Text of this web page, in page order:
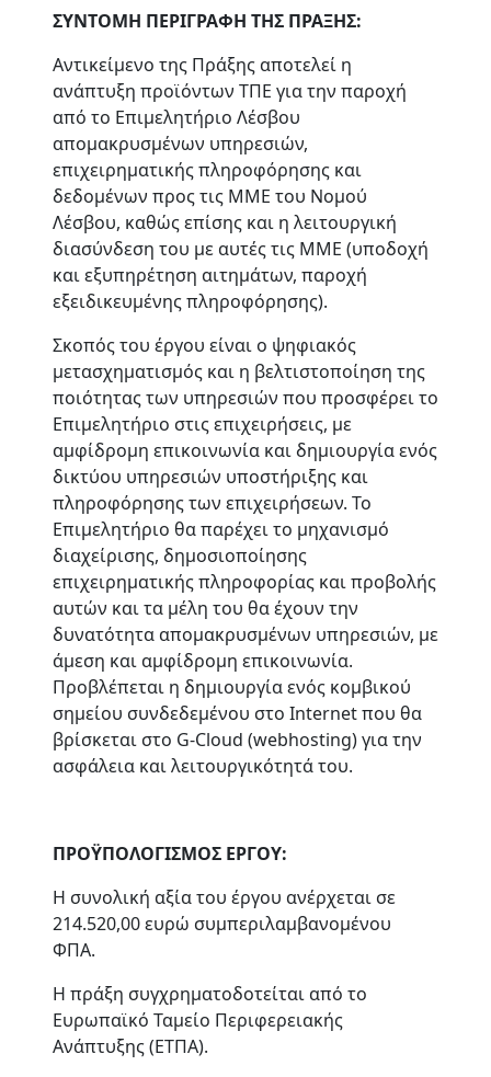
ΣΥΝΤΟΜΗ ΠΕΡΙΓΡΑΦΗ ΤΗΣ ΠΡΑΞΗΣ:
Αντικείμενο της Πράξης αποτελεί η
ανάπτυξη προϊόντων ΤΠΕ για την παροχή
από το Επιμελητήριο Λέσβου
απομακρυσμένων υπηρεσιών,
επιχειρηματικής πληροφόρησης και
δεδομένων προς τις ΜΜΕ του Νομού
Λέσβου, καθώς επίσης και η λειτουργική
διασύνδεση του με αυτές τις ΜΜΕ (υποδοχή
και εξυπηρέτηση αιτημάτων, παροχή
εξειδικευμένης πληροφόρησης).
Σκοπόςτου έργου είναι ο ψηφιακός
μετασχηματισμός και η βελτιστοποίηση της
ποιότητας των υπηρεσιών που προσφέρει το
Επιμελητήριο στις επιχειρήσεις, με
αμφίδρομη επικοινωνία και δημιουργία ενός
δικτύου υπηρεσιών υποστήριξης και
πληροφόρησης των επιχειρήσεων. Το
Επιμελητήριο θα παρέχει το μηχανισμό
διαχείρισης, δημοσιοποίησης
επιχειρηματικής πληροφορίας και προβολής
αυτών και τα μέλη του θα έχουν την
δυνατότητα απομακρυσμένων υπηρεσιών, με
άμεση και αμφίδρομη επικοινωνία.
Προβλέπεται η δημιουργία ενός κομβικού
σημείου συνδεδεμένου στο Internet που θα
βρίσκεται στο G-Cloud (webhosting) για την
ασφάλεια και λειτουργικότητά του.
ΠΡΟΫΠΟΛΟΓΙΣΜΟΣ ΕΡΓΟΥ:
Η συνολική αξία του έργου ανέρχεται σε
214.520,00 ευρώ συμπεριλαμβανομένου
ΦΠΑ.
Η πράξη συγχρηματοδοτείται από το
Ευρωπαϊκό Ταμείο Περιφερειακής
Ανάπτυξης (ΕΤΠΑ).